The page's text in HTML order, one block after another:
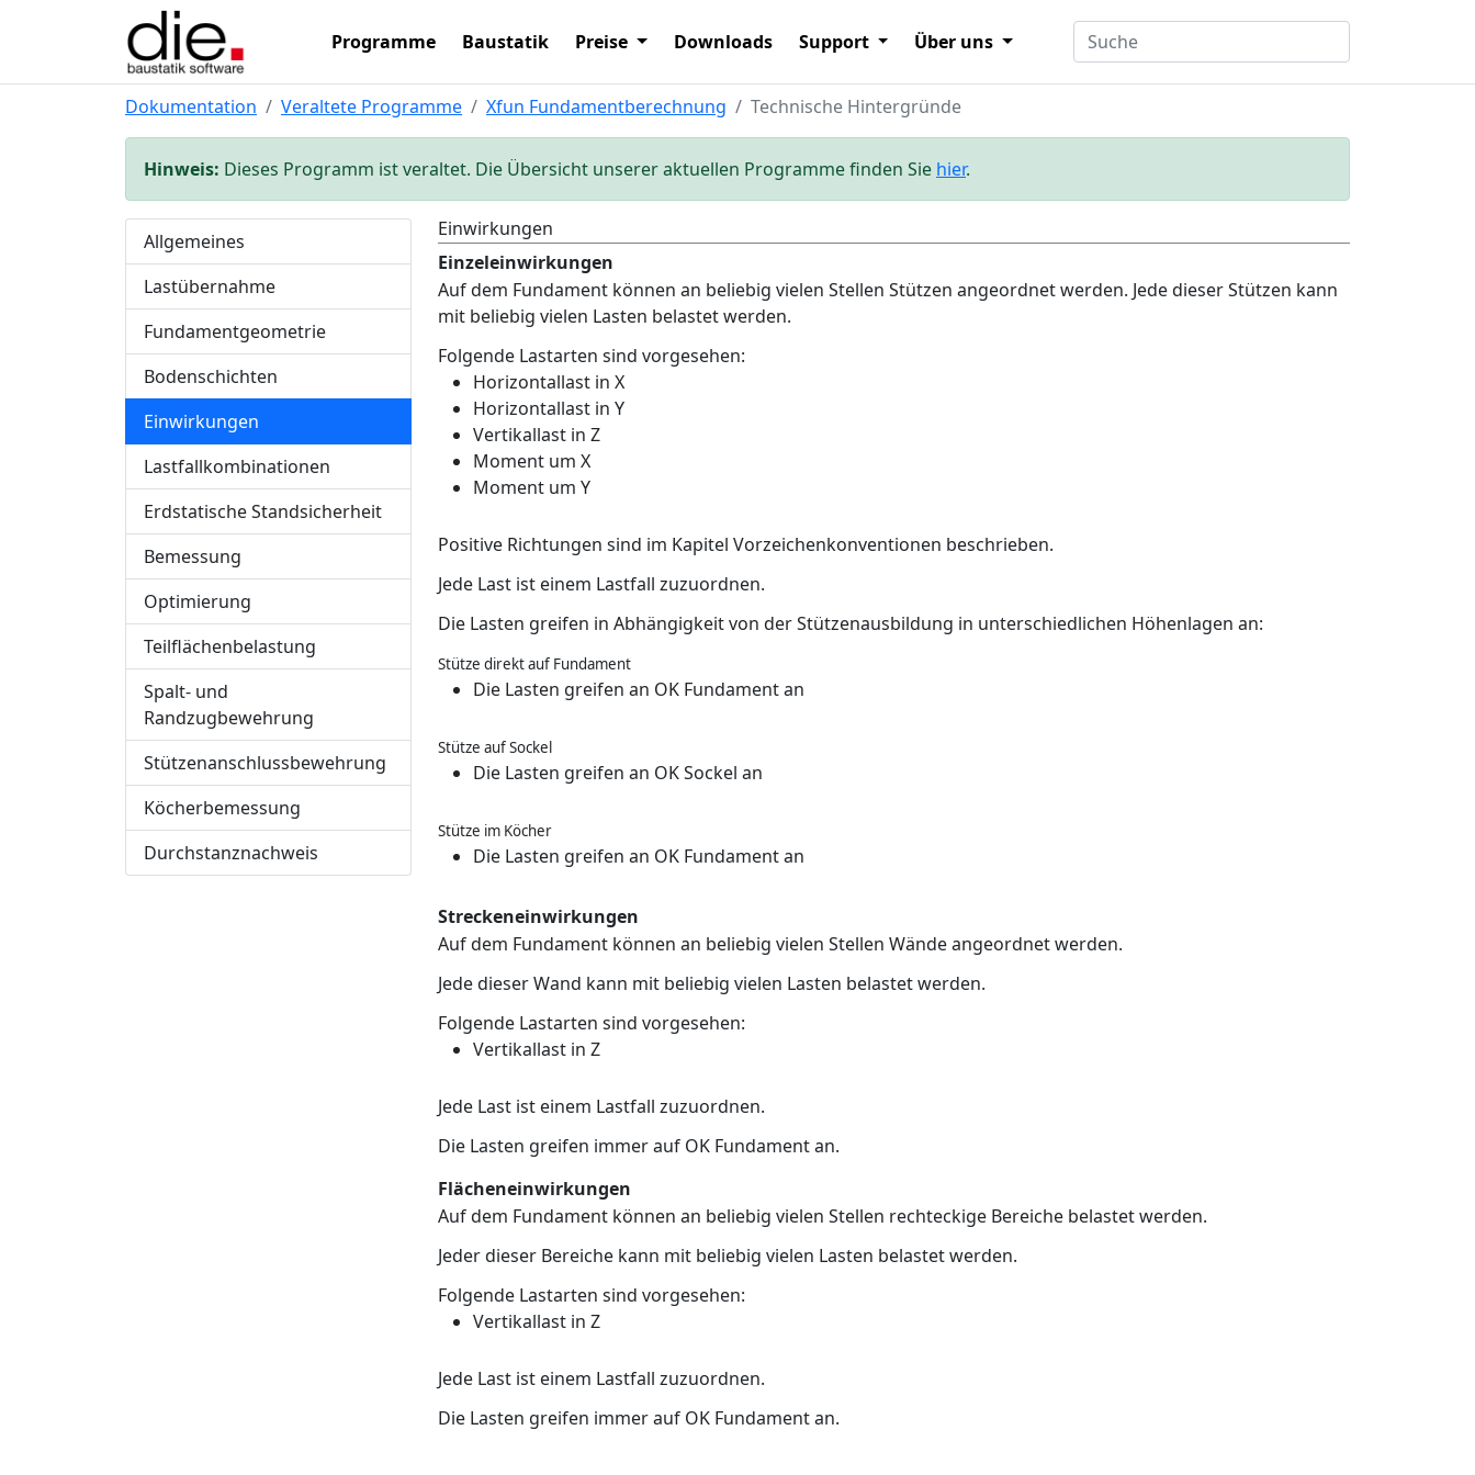
Programme Baustatik Preise Downloads Support Über uns
Dokumentation Veraltete Programme Xfun Fundamentberechnung Technische Hintergründe
Hinweis: Dieses Programm ist veraltet. Die Übersicht unserer aktuellen Programme finden Sie hier.
Allgemeines
Lastübernahme
Fundamentgeometrie
Bodenschichten
Einwirkungen
Lastfallkombinationen
Erdstatische Standsicherheit
Bemessung
Optimierung
Teilflächenbelastung
Spalt- und
Randzugbewehrung
Stützenanschlussbewehrung
Köcherbemessung
Durchstanznachweis
Einwirkungen
Einzeleinwirkungen
Auf dem Fundament können an beliebig vielen Stellen Stützen angeordnet werden. Jede dieser Stützen kann
mit beliebig vielen Lasten belastet werden.
Folgende Lastarten sind vorgesehen:
Horizontallast in X
Horizontallast in Y
Vertikallast in Z
Moment um X
Moment um Y
Positive Richtungen sind im Kapitel Vorzeichenkonventionen beschrieben.
Jede Last ist einem Lastfall zuzuordnen.
Die Lasten greifen in Abhängigkeit von der Stützenausbildung in unterschiedlichen Höhenlagen an:
Stütze direkt auf Fundament
Die Lasten greifen an OK Fundament an
Stütze auf Sockel
Die Lasten greifen an OK Sockel an
Stütze im Köcher
Die Lasten greifen an OK Fundament an
Streckeneinwirkungen
Auf dem Fundament können an beliebig vielen Stellen Wände angeordnet werden.
Jede dieser Wand kann mit beliebig vielen Lasten belastet werden.
Folgende Lastarten sind vorgesehen:
Vertikallast in Z
Jede Last ist einem Lastfall zuzuordnen.
Die Lasten greifen immer auf OK Fundament an.
Flächeneinwirkungen
Auf dem Fundament können an beliebig vielen Stellen rechteckige Bereiche belastet werden.
Jeder dieser Bereiche kann mit beliebig vielen Lasten belastet werden.
Folgende Lastarten sind vorgesehen:
Vertikallast in Z
Jede Last ist einem Lastfall zuzuordnen.
Die Lasten greifen immer auf OK Fundament an.